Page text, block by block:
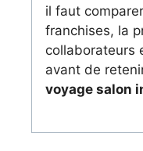
il faut
franchises, la
collaborateurs
avant de
voyage salon